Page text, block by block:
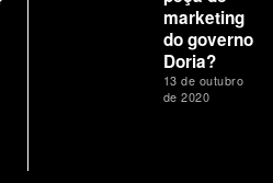
marketing
do governo
Doria?
13 de outubro
de 2020